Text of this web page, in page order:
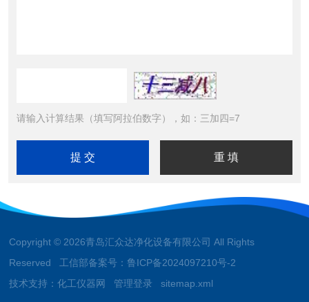
请输入计算结果（填写阿拉伯数字），如：三加四=7
Copyright © 2026青岛汇众达净化设备有限公司 All Rights
Reserved 工信部备案号：鲁ICP备2024097210号-2
技术支持：化工仪器网 管理登录 sitemap.xml